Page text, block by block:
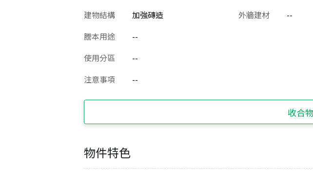
建物結構 加強磚造 外牆建材 --
謄本用途
--
使用分區
--
注意事項
--
收合
物件特色